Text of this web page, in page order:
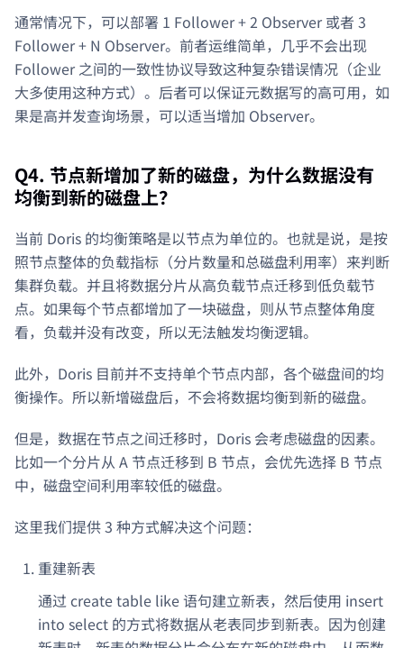
通常情况下，可以部署 1 Follower + 2 Observer 或者 3
Follower + N Observer。前者运维简单，几乎不会出现
Follower 之间的一致性协议导致这种复杂错误情况（企业
大多使用这种方式）。后者可以保证元数据写的高可用，如
果是高并发查询场景，可以适当增加 Observer。
Q4. 节点新增加了新的磁盘，为什么数据没有
均衡到新的磁盘上？
当前 Doris 的均衡策略是以节点为单位的。也就是说，是按
照节点整体的负载指标（分片数量和总磁盘利用率）来判断
集群负载。并且将数据分片从高负载节点迁移到低负载节
点。如果每个节点都增加了一块磁盘，则从节点整体角度
看，负载并没有改变，所以无法触发均衡逻辑。
此外，Doris 目前并不支持单个节点内部，各个磁盘间的均
衡操作。所以新增磁盘后，不会将数据均衡到新的磁盘。
但是，数据在节点之间迁移时，Doris 会考虑磁盘的因素。
比如一个分片从 A 节点迁移到 B 节点，会优先选择 B 节点
中，磁盘空间利用率较低的磁盘。
这里我们提供 3 种方式解决这个问题：
重建新表
通过 create table like 语句建立新表，然后使用 insert
into select 的方式将数据从老表同步到新表。因为创建